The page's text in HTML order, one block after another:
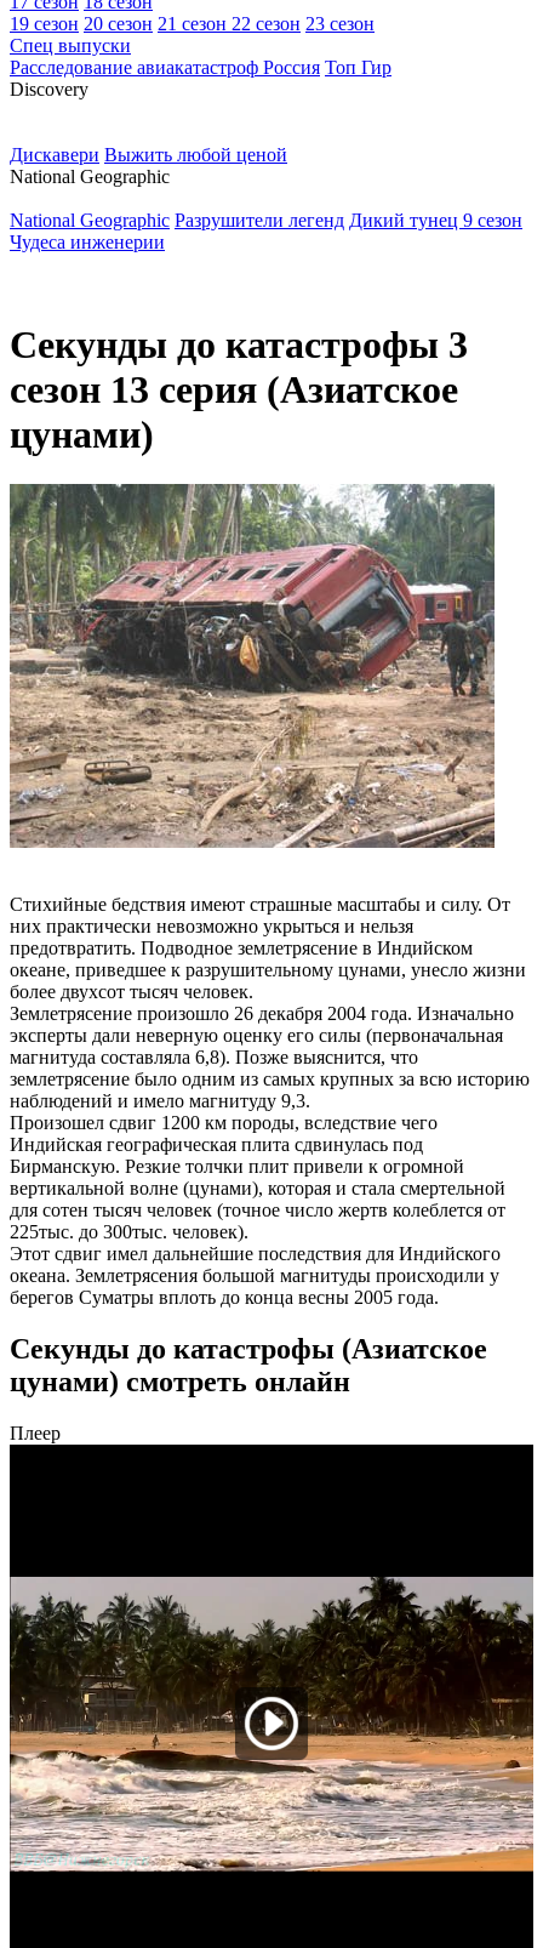
19 сезон 20 сезон 21 сезон 22 сезон 23 сезон
Спец выпуски
Расследование авиакатастроф Россия Топ Гир
Discovery
Дискавери Выжить любой ценой
National Geographic
National Geographic Разрушители легенд Дикий тунец 9 сезон
Чудеса инженерии
Секунды до катастрофы 3
сезон 13 серия (Азиатское
цунами)
Стихийные бедствия имеют страшные масштабы и силу. От
них практически невозможно укрыться и нельзя
предотвратить. Подводное землетрясение в Индийском
океане, приведшее к разрушительному цунами, унесло жизни
более двухсот тысяч человек.
Землетрясение произошло 26 декабря 2004 года. Изначально
эксперты дали неверную оценку его силы (первоначальная
магнитуда составляла 6,8). Позже выяснится, что
землетрясение было одним из самых крупных за всю историю
наблюдений и имело магнитуду 9,3.
Произошел сдвиг 1200 км породы, вследствие чего
Индийская географическая плита сдвинулась под
Бирманскую. Резкие толчки плит привели к огромной
вертикальной волне (цунами), которая и стала смертельной
для сотен тысяч человек (точное число жертв колеблется от
225тыс. до 300тыс. человек).
Этот сдвиг имел дальнейшие последствия для Индийского
океана. Землетрясения большой магнитуды происходили у
берегов Суматры вплоть до конца весны 2005 года.
Секунды до катастрофы (Азиатское
цунами) смотреть онлайн
Плеер